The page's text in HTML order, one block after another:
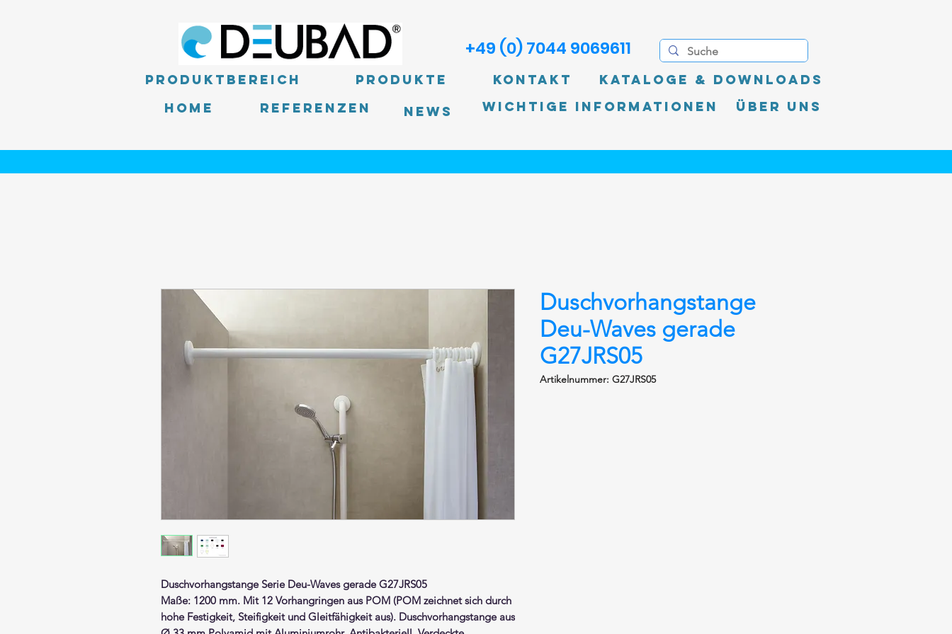
Produktbereich
Produkte
Home
Referenzen News
+49 (0) 7044 9069611
Kontakt
Kataloge & Downloads
Wichtige Informationen
Über uns
Duschvorhangstange Serie Deu-Waves geradeG27JRS05
Maße: 1200 mm. Mit 12 Vorhangringen aus POM (POM zeichnet sich durch
hohe Festigkeit, Steifigkeit und Gleitfähigkeit aus). Duschvorhangstange aus
Duschvorhangstange
Deu-Waves gerade
G27JRS05
Artikelnummer: G27JRS05